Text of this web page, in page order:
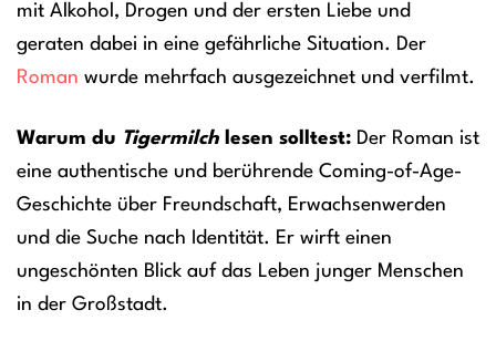
mit Alkohol, Drogen und der ersten Liebe und
geraten dabei in eine gefährliche Situation. Der
Roman wurde mehrfach ausgezeichnet und verfilmt.
Warum du Tigermilch lesen solltest: Der Roman ist
eine authentische und berührende Coming-of-Age-
Geschichte über Freundschaft, Erwachsenwerden
und die Suche nach Identität. Er wirft einen
ungeschönten Blick auf das Leben junger Menschen
in der Großstadt.